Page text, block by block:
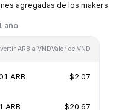
agregadas de los makers
año
ARB a VNDValor de VND
ARB $2.07
ARB $20.67